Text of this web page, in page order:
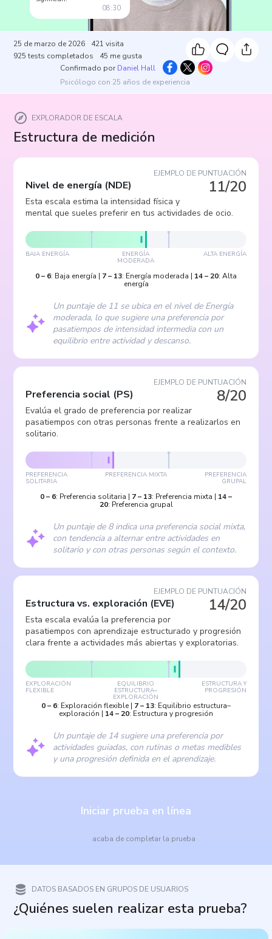
08:30
25 de marzo de 2026 421 visita
925 tests completados 45 me gusta
Confirmado por Daniel Hall
Psicólogo con 25 años de experiencia
EXPLORADOR DE ESCALA
Estructura de medición
EJEMPLO DE PUNTUACIÓN
11/20
Nivel de energía (NDE)
Esta escala estima la intensidad física y
mental que sueles preferir en tus actividades de ocio.
BAJA ENERGÍA ENERGÍA
MODERADA
ALTA ENERGÍA
0– 6: Baja energía | 7– 13: Energía moderada | 14– 20: Alta
energía
Un puntaje de 11 se ubica en el nivel de Energía
moderada, lo que sugiere una preferencia por
pasatiempos de intensidad intermedia con un
equilibrio entre actividad y descanso.
EJEMPLO DE PUNTUACIÓN
8/20
Preferencia social (PS)
Evalúa el grado de preferencia por realizar
pasatiempos con otras personas frente a realizarlos en
solitario.
PREFERENCIA
SOLITARIA
PREFERENCIA MIXTA PREFERENCIA
GRUPAL
0– 6: Preferencia solitaria | 7– 13: Preferencia mixta | 14–
20: Preferencia grupal
Un puntaje de 8 indica una preferencia social mixta,
con tendencia a alternar entre actividades en
solitario y con otras personas según el contexto.
EJEMPLO DE PUNTUACIÓN
14/20
Estructura vs. exploración (EVE)
Esta escala evalúa la preferencia por
pasatiempos con aprendizaje estructurado y progresión
clara frente a actividades más abiertas y exploratorias.
EXPLORACIÓN
FLEXIBLE
EQUILIBRIO
ESTRUCTURA–
EXPLORACIÓN
ESTRUCTURA Y
PROGRESIÓN
0– 6: Exploración flexible | 7– 13: Equilibrio estructura–
exploración | 14– 20: Estructura y progresión
Un puntaje de 14 sugiere una preferencia por
actividades guiadas, con rutinas o metas medibles
y una progresión definida en el aprendizaje.
Iniciar prueba en línea
acaba de completar la prueba
DATOS BASADOS EN GRUPOS DE USUARIOS
¿Quiénes suelen realizar esta prueba?